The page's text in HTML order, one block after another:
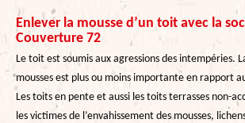
Enlever la mousse d’un toit avec la
Couverture 72
Le toit est soumis aux agressions des intempéries.
mousses est plus ou moins importante en rapport
Les toits en pente et aussi les toits terrasses non-
les victimes de l’envahissement des mousses,